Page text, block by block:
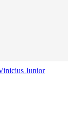
Junior